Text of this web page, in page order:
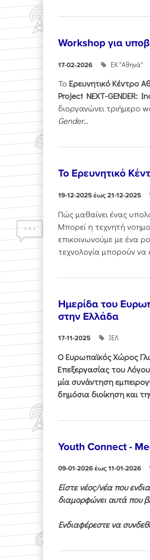
Workshop για
17-02-2026 ΕΚ "Αθηνά"
Το Ερευνητικό Κέντρο
Project NEXT-GENDER:
διοργανώνει τριήμερο
Gender...
Το Ερευνητικό
19-12-2025 έως 21-12-2025
Πώς μαθαίνει ένας
Μπορεί η τεχνητή
επικοινωνούμε με ένα
τεχνολογία μπορούν να
Ημερίδα του
στην Ελλάδα
17-11-2025 ΙΕΛ
Ο Ευρωπαϊκός Χώρος
Επεξεργασίας του
μία συνάντηση
δημόσια διοίκηση και
Youth Connect -
09-01-2026 έως 11-01-2026
Είστε νέος/νέα που
διαμορφώνει αυτά που
Ενδιαφέρεστε να